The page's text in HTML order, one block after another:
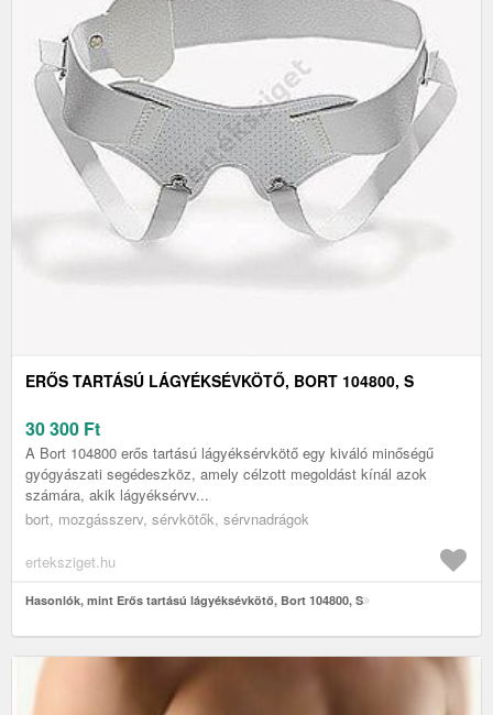
ERŐS TARTÁSÚ LÁGYÉKSÉVKÖTŐ, BORT 104800, S
30 300 Ft
A Bort 104800 erős tartású lágyéksérvkötő egy kiváló minőségű
gyógyászati segédeszköz, amely célzott megoldást kínál azok
számára, akik lágyéksérvv...
bort, mozgásszerv, sérvkötők, sérvnadrágok
erteksziget.hu
Hasonlók, mint Erős tartású lágyéksévkötő, Bort 104800, S